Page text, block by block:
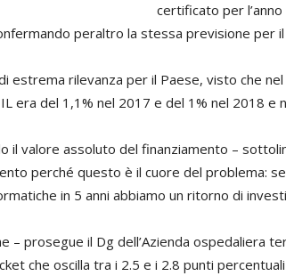
certificato per
peraltro la stessa previsione per
estrema rilevanza per il Paese, visto che
era del 1,1% nel 2017 e del 1% nel 2018 e
il valore assoluto del finanziamento –
perché questo è il cuore del problema:
in 5 anni abbiamo un ritorno di
– prosegue il Dg dell’Azienda ospedaliera
che oscilla tra i 2.5 e i 2.8 punti